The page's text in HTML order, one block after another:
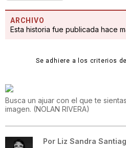
ARCHIVO
Esta historia fue publicada hace
Se adhiere a los criterios de
Busca un ajuar con el que te
imagen. (NOLAN RIVERA)
Por Liz Sandra